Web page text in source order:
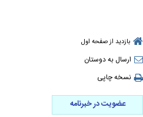
بازدید از صفحه اول
ارسال به دوستان
نسخه چاپی
عضویت در خبرنامه